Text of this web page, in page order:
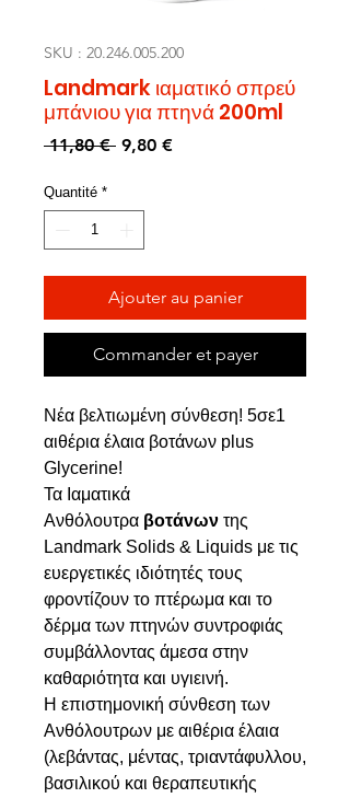
SKU : 20.246.005.200
Landmark ιαματικό σπρεύ
μπάνιου για πτηνά 200ml
11,80 € Prix
9,80 €Prix
Quantité *
Ajouter au panier
Commander et payer
Νέα βελτιωμένη σύνθεση! 5σε1
αιθέρια έλαια βοτάνων plus
Glycerine!
Τα Ιαματικά
Ανθόλουτρα βοτάνων της
Landmark Solids & Liquids με τις
ευεργετικές ιδιότητές τους
φροντίζουν το πτέρωμα και το
δέρμα των πτηνών συντροφιάς
συμβάλλοντας άμεσα στην
καθαριότητα και υγιεινή.
Η επιστημονική σύνθεση των
Ανθόλουτρων με αιθέρια έλαια
(λεβάντας, μέντας, τριαντάφυλλου,
βασιλικού και θεραπευτικής